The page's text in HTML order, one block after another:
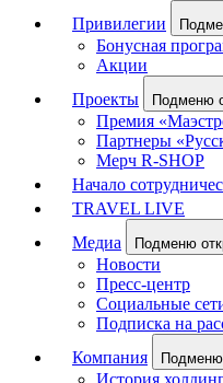
Привилегии
Бонусная
Акции
Проекты
Подменю
Премия
Партнеры
Мерч R-SHOP
Начало
TRAVEL LIVE
Медиа
Подменю
Новости
Пресс-центр
Социальные
Подписка на
Компания
Подменю
История